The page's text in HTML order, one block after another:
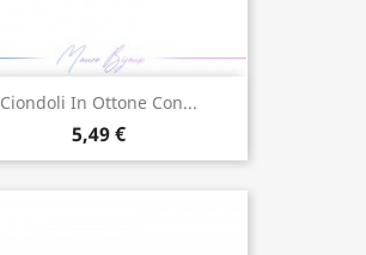
Ciondoli In Ottone Con...
5,49 €